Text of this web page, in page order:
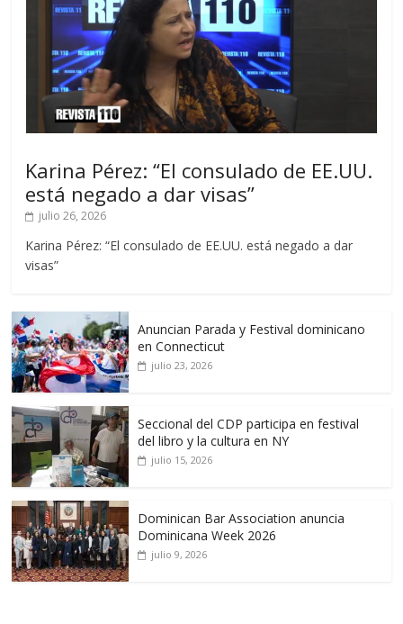
Karina Pérez: “El consulado de EE.UU.
está negado a dar visas”
julio 26, 2026
Karina Pérez: “El consulado de EE.UU. está negado a dar
visas”
Anuncian Parada y Festival dominicano
en Connecticut
julio 23, 2026
Seccional del CDP participa en festival
del libro y la cultura en NY
julio 15, 2026
Dominican Bar Association anuncia
Dominicana Week 2026
julio 9, 2026